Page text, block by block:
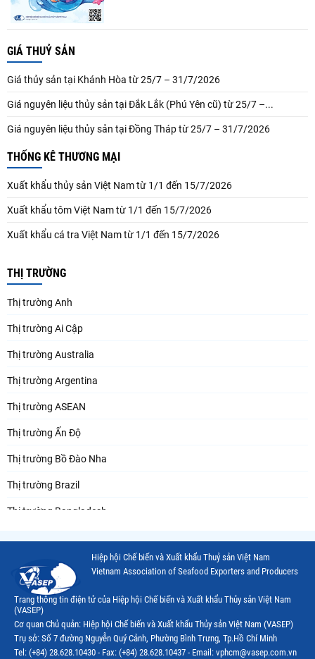
GIÁ THUỶ SẢN
Giá thủy sản tại Khánh Hòa từ 25/7 – 31/7/2026
Giá nguyên liệu thủy sản tại Đắk Lắk (Phú Yên cũ) từ 25/7 –...
Giá nguyên liệu thủy sản tại Đồng Tháp từ 25/7 – 31/7/2026
THỐNG KÊ THƯƠNG MẠI
Xuất khẩu thủy sản Việt Nam từ 1/1 đến 15/7/2026
Xuất khẩu tôm Việt Nam từ 1/1 đến 15/7/2026
Xuất khẩu cá tra Việt Nam từ 1/1 đến 15/7/2026
THỊ TRƯỜNG
Thị trường Anh
Thị trường Ai Cập
Thị trường Australia
Thị trường Argentina
Thị trường ASEAN
Thị trường Ấn Độ
Thị trường Bồ Đào Nha
Thị trường Brazil
Thị trường Bangladesh
Thị trường Canada
Thị trường Ecuador
Thị trường EU
Thị trường Indonesia
Hiệp hội Chế biến và Xuất khẩu Thuỷ sản Việt Nam
Vietnam Association of Seafood Exporters and Producers
Trang thông tin điện tử của Hiệp hội Chế biến và Xuất khẩu Thủy sản Việt Nam
(VASEP)
Cơ quan Chủ quản: Hiệp hội Chế biến và Xuất khẩu Thủy sản Việt Nam (VASEP)
Trụ sở: Số 7 đường Nguyễn Quý Cảnh, Phường Bình Trưng, Tp.Hồ Chí Minh
Tel: (+84) 28.628.10430 - Fax: (+84) 28.628.10437 - Email: vphcm@vasep.com.vn